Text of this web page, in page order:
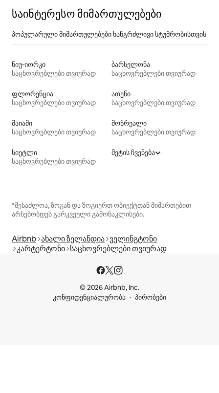
საინტერესო მიმართულებები
პოპულარული მიმართულებები ხანგრძლივი სტუმრობისთვის
ნიუ-იორკი
საცხოვრებლები თვიურად
ბარსელონა
საცხოვრებლები თვიურად
ფლორენცია
საცხოვრებლები თვიურად
ათენი
საცხოვრებლები თვიურად
მაიამი
საცხოვრებლები თვიურად
მონრეალი
საცხოვრებლები თვიურად
სიეტლი
საცხოვრებლები თვიურად
მეტის ჩვენება
*შესაძლოა, ზოგან და ზოგიერთ ობიექტთან მიმართებით
არსებობდეს გარკვეული გამონაკლისები.
Airbnb ახალი ზელანდია ველინგტონი
კარტერტონი საცხოვრებლები თვიურად
© 2026 Airbnb, Inc.
კონფიდენციალურობა
პირობები